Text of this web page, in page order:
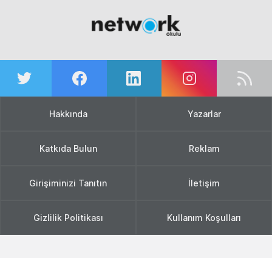
Hakkında Yazarlar
Katkıda Bulun Reklam
Girişiminizi Tanıtın İletişim
Gizlilik Politikası Kullanım Koşulları